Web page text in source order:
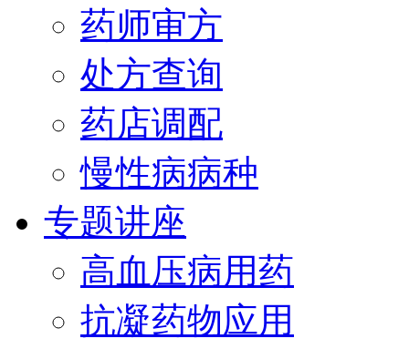
药师审方
处方查询
药店调配
慢性病病种
专题讲座
高血压病用药
抗凝药物应用